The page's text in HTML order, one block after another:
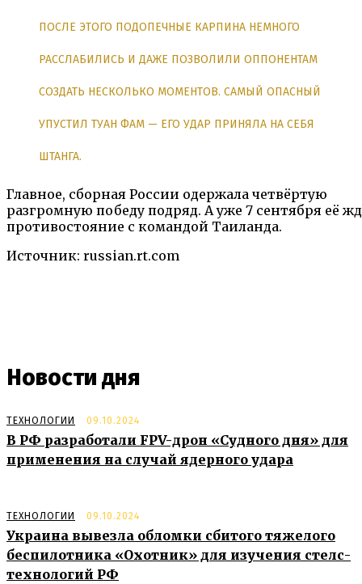
ПОСЛЕ ЭТОГО ПОДОПЕЧНЫЕ КАРПИНА НЕМНОГО
РАССЛАБИЛИСЬ И ДАЖЕ ПОЗВОЛИЛИ ОППОНЕНТАМ
СОЗДАТЬ НЕСКОЛЬКО МОМЕНТОВ. САМЫЙ ОПАСНЫЙ
УПУСТИЛ ТУАН ФАМ — ЕГО УДАР ПРИНЯЛА НА СЕБЯ
ШТАНГА.
Главное, сборная России одержала четвёртую
разгромную победу подряд. А уже 7 сентября её
противостояние с командой Таиланда.
Источник: russian.rt.com
Новости дня
ТЕХНОЛОГИИ 09.10.2024
В РФ разработали FPV-дрон «Судного дня» для
применения на случай ядерного удара
ТЕХНОЛОГИИ 09.10.2024
Украина вывезла обломки сбитого тяжелого
беспилотника «Охотник» для изучения стелс-
технологий РФ